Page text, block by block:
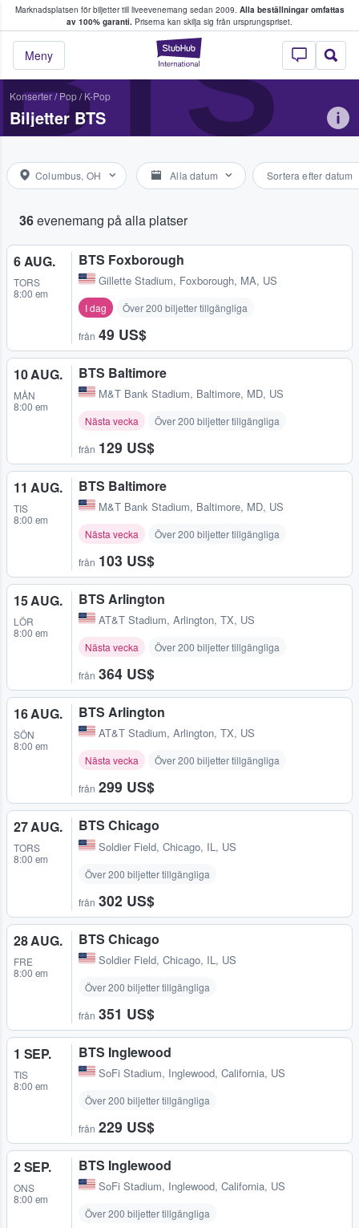
Marknadsplatsen för biljetter till liveevenemang sedan 2009. Alla beställningar omfattas
av 100% garanti. Priserna kan skilja sig från ursprungspriset.
StubHub – där
Meny
köper och säljer biljetter.
Konserter/Pop/K-Pop
Biljetter BTS
Columbus, OH Alla datum Sortera efter datum
36evenemang på alla platser
6 AUG.
TORS
8:00 em
BTS Foxborough
Gillette Stadium, Foxborough, MA, US
I dag Över 200 biljetter tillgängliga
från 49 US$
10 AUG.
MÅN
8:00 em
BTS Baltimore
M&T Bank Stadium, Baltimore, MD, US
Nästa vecka Över 200 biljetter tillgängliga
från 129 US$
11 AUG.
TIS
8:00 em
BTS Baltimore
M&T Bank Stadium, Baltimore, MD, US
Nästa vecka Över 200 biljetter tillgängliga
från 103 US$
15 AUG.
LÖR
8:00 em
BTS Arlington
AT&T Stadium, Arlington, TX, US
Nästa vecka Över 200 biljetter tillgängliga
från 364 US$
16 AUG.
SÖN
8:00 em
BTS Arlington
AT&T Stadium, Arlington, TX, US
Nästa vecka Över 200 biljetter tillgängliga
från 299 US$
27 AUG.
TORS
8:00 em
BTS Chicago
Soldier Field, Chicago, IL, US
Över 200 biljetter tillgängliga
från 302 US$
28 AUG.
FRE
8:00 em
BTS Chicago
Soldier Field, Chicago, IL, US
Över 200 biljetter tillgängliga
från 351 US$
1 SEP.
TIS
8:00 em
BTS Inglewood
SoFi Stadium, Inglewood, California, US
Över 200 biljetter tillgängliga
från 229 US$
2 SEP.
ONS
8:00 em
BTS Inglewood
SoFi Stadium, Inglewood, California, US
Över 200 biljetter tillgängliga